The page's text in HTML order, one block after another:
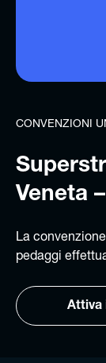
CONVENZIONI
Veneta
La
pedaggi
Attiva